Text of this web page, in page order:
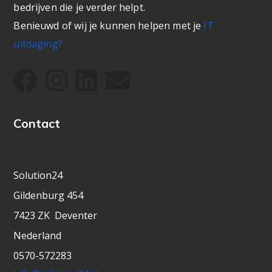
bedrijven die je verder helpt.
Benieuwd of wij je kunnen helpen met je IT
uitdaging?
Contact
Solution24
Gildenburg 454
7423 ZK Deventer
Nederland
0570-572283